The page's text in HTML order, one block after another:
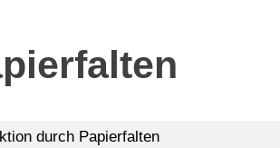
durch Papierfalten